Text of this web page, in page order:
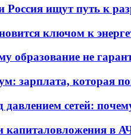
ищут путь к
ключом к
образование не
зарплата, которая
сетей:
капиталовложения в